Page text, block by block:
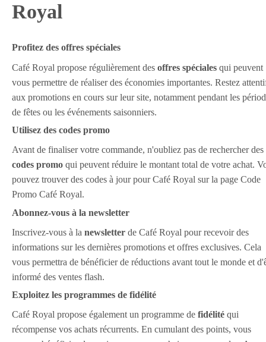
Royal
Profitez des offres spéciales
Café Royal propose régulièrement des offres spéciales qui peuvent
vous permettre de réaliser des économies importantes. Restez
aux promotions en cours sur leur site, notamment pendant les
de fêtes ou les événements saisonniers.
Utilisez des codes promo
Avant de finaliser votre commande, n'oubliez pas de rechercher des
codes promo qui peuvent réduire le montant total de votre achat.
pouvez trouver des codes à jour pour Café Royal sur la page Code
Promo Café Royal.
Abonnez-vous à la newsletter
Inscrivez-vous à la newsletter de Café Royal pour recevoir des
informations sur les dernières promotions et offres exclusives. Cela
vous permettra de bénéficier de réductions avant tout le monde et
informé des ventes flash.
Exploitez les programmes de fidélité
Café Royal propose également un programme de fidélité qui
récompense vos achats récurrents. En cumulant des points, vous